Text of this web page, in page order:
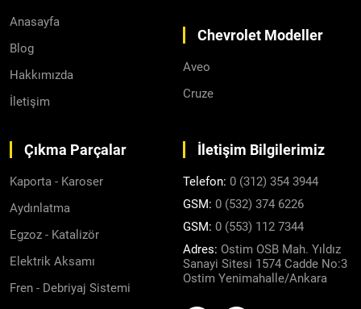
Anasayfa
Blog
Hakkımızda
İletişim
Chevrolet Modeller
Aveo
Cruze
Çıkma Parçalar
Kaporta - Karoser
Aydınlatma
Egzoz - Katalizör
Elektrik Aksamı
Fren - Debriyaj Sistemi
İletişim Bilgilerimiz
Telefon: 0 (312) 354 3944
GSM: 0 (532) 374 6226
GSM: 0 (553) 112 7344
Adres: Ostim OSB Mah. Yıldız
Sanayi Sitesi 1574 Cadde No:3
Ostim Yenimahalle/Ankara